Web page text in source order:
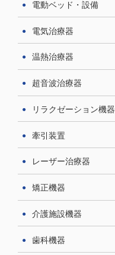
電動ベッド・設備
電気治療器
温熱治療器
超音波治療器
リラクゼーション機器
牽引装置
レーザー治療器
矯正機器
介護施設機器
歯科機器